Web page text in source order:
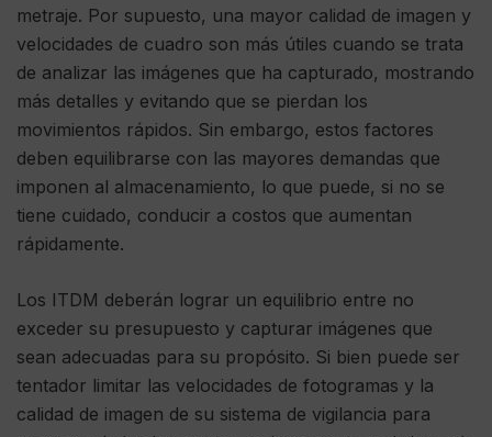
metraje. Por supuesto, una mayor calidad de imagen y
velocidades de cuadro son más útiles cuando se trata
de analizar las imágenes que ha capturado, mostrando
más detalles y evitando que se pierdan los
movimientos rápidos. Sin embargo, estos factores
deben equilibrarse con las mayores demandas que
imponen al almacenamiento, lo que puede, si no se
tiene cuidado, conducir a costos que aumentan
rápidamente.
Los ITDM deberán lograr un equilibrio entre no
exceder su presupuesto y capturar imágenes que
sean adecuadas para su propósito. Si bien puede ser
tentador limitar las velocidades de fotogramas y la
calidad de imagen de su sistema de vigilancia para